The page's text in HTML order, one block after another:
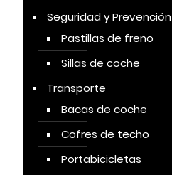
Seguridad y Prevención
Pastillas de freno
Sillas de coche
Transporte
Bacas de coche
Cofres de techo
Portabicicletas